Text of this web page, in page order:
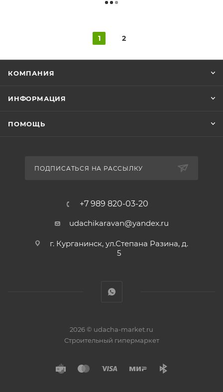
1 2
КОМПАНИЯ
ИНФОРМАЦИЯ
ПОМОЩЬ
ПОДПИСАТЬСЯ НА РАССЫЛКУ
+7 989 820-03-20
udachikaravan@yandex.ru
г. Курганинск, ул.Степана Разина, д.
5
2026 © udacha-market.ru
Строительный гипермаркет